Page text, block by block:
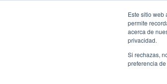
Este sitio web
permite
acerca de
privacidad.
Si rechazas,
preferencia